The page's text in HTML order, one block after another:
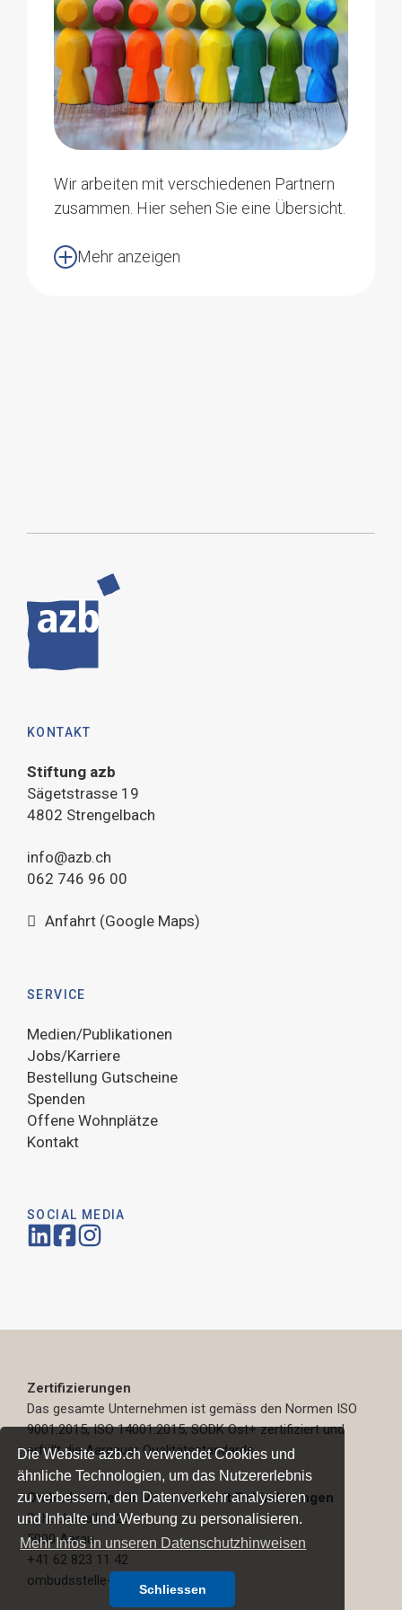
Die Website azb.ch verwendet Cookies und
ähnliche Technologien, um das Nutzererlebnis
zu verbessern, den Datenverkehr analysieren
und Inhalte und Werbung zu personalisieren.
Mehr Infos in unseren Datenschutzhinweisen
Schliessen
Ereignisse und / oder für Spenden mit
einem besonderen Zweck einen
entsprechend codierten
Einzahlungsschein zu.
Ihr persönlicher
Einzahlungsschein
Wir arbeiten mit verschiedenen Partnern
zusammen. Hier sehen Sie eine Übersicht.
VERBÄNDE
Mehr anzeigen
KONTAKT
Stiftung azb
Sägetstrasse 19
4802 Strengelbach
info@azb.ch
062 746 96 00
Anfahrt (Google Maps)
SERVICE
Medien/Publikationen
Jobs/Karriere
Bestellung Gutscheine
Spenden
Offene Wohnplätze
Kontakt
SOCIAL MEDIA
Zertifizierungen
Das gesamte Unternehmen ist gemäss den Normen ISO
9001:2015, ISO 14001:2015, SODK Ost+ zertifiziert und
erfüllt die Aargauer Qualitätsstandards.
Ombudsstelle für Menschen mit Behinderungen
Schachenallee 29
5000 Aarau
+41 62 823 11 42
ombudsstelle-behinderte-ag.ch